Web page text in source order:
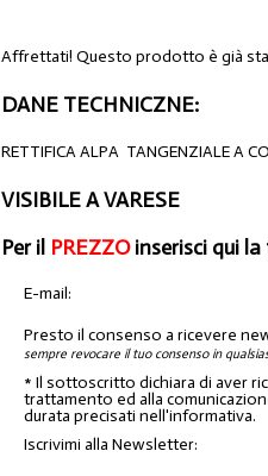
Affrettati! Questo prodotto è già
DANE TECHNICZNE:
RETTIFICA ALPA TANGENZIALE A
VISIBILE A VARESE
Per il PREZZOinserisci qui
E-mail:
Presto il consenso a ricevere
sempre revocare il tuo consenso in
* Il sottoscritto dichiara di aver
trattamento ed alla
durata precisati nell'informativa.
Iscrivimi alla Newsletter: